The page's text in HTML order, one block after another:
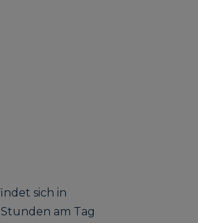
sich in
am Tag